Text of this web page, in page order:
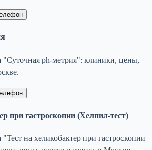
"Суточная ph-метрия": клиники, цены,
при гастроскопии (Хелпил-тест)
на хеликобактер при гастроскопии